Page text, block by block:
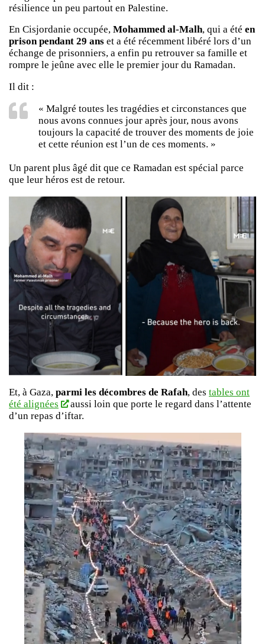
résilience un peu partout en Palestine.
En Cisjordanie occupée, Mohammed al-Malh, qui a été en
prison pendant 29 ans et a été récemment libéré lors d’un
échange de prisonniers, a enfin pu retrouver sa famille et
rompre le jeûne avec elle le premier jour du Ramadan.
Il dit :
« Malgré toutes les tragédies et circonstances que
nous avons connues jour après jour, nous avons
toujours la capacité de trouver des moments de joie
et cette réunion est l’un de ces moments. »
Un parent plus âgé dit que ce Ramadan est spécial parce
que leur héros est de retour.
Et, à Gaza, parmi les décombres de Rafah, des tables ont
été alignées
aussi loin que porte le regard dans l’attente
d’un repas d’iftar.